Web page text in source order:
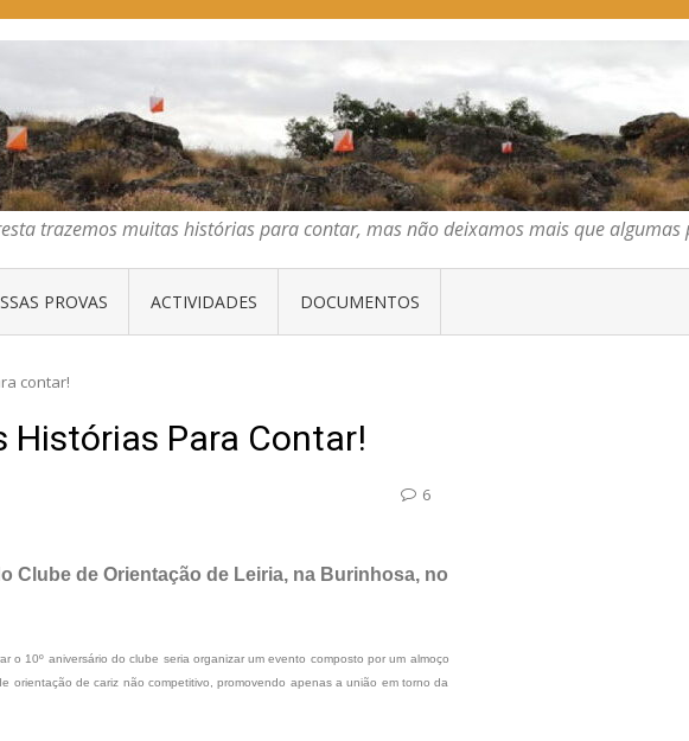
DO CENTRO
muitas histórias para contar, mas não deixamos mais que algumas pegadas
trazemos muitas histórias para contar, mas não deixamos mais que algumas
PROVAS ACTIVIDADES DOCUMENTOS
contar!
Histórias Para Contar!
6
Clube de Orientação de Leiria, na Burinhosa, no
o 10º aniversário do clube seria organizar um evento composto por um almoço
orientação de cariz não competitivo, promovendo apenas a união em torno da